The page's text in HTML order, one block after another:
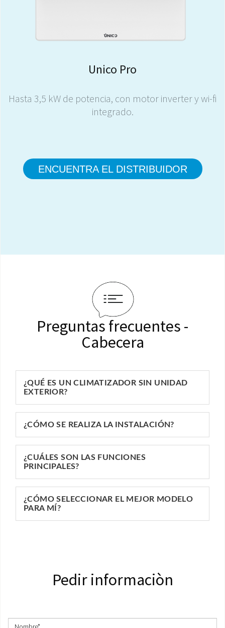
Unico Pro
Hasta 3,5 kW de potencia, con motor inverter y wi-fi
integrado.
ENCUENTRA EL DISTRIBUIDOR
Preguntas frecuentes -
Cabecera
¿QUÉ ES UN CLIMATIZADOR SIN UNIDAD
EXTERIOR?
¿CÓMO SE REALIZA LA INSTALACIÓN?
¿CUÁLES SON LAS FUNCIONES
PRINCIPALES?
¿CÓMO SELECCIONAR EL MEJOR MODELO
PARA MÍ?
Pedir informaciòn